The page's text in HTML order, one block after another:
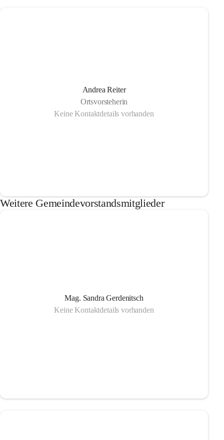
Andrea Reiter
Ortsvorsteherin
Keine Kontaktdetails vorhanden
Weitere Gemeindevorstandsmitglieder
Mag. Sandra Gerdenitsch
Keine Kontaktdetails vorhanden